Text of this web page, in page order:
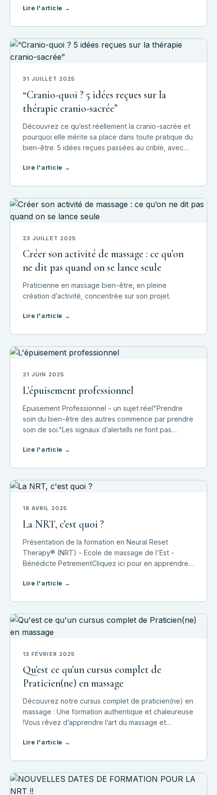
sa simplicité apparente, se cache un art subt
Lire l'article →
31 JUILLET 2025
“Cranio-quoi ? 5 idées reçues sur la
thérapie cranio-sacrée”
Découvrez ce qu’est réellement la cranio-sacrée et
pourquoi elle mérite sa place dans toute pratique du
bien-être. 5 idées reçues passées au crible, avec
Lire l'article →
23 JUILLET 2025
Créer son activité de massage : ce qu’on
ne dit pas quand on se lance seule
Praticienne en massage bien-être, en pleine
création d’activité, concentrée sur son projet.
Lire l'article →
21 JUIN 2025
L'épuisement professionnel
Epuisement Professionnel - un sujet réel"Prendre
soin du bien-être des autres commence par prendre
soin de soi."Les signaux d’alerteIls ne font pas
les entendre.💥 Le corps qui crie do
Lire l'article →
18 AVRIL 2025
La NRT, c'est quoi ?
Présentation de la formation en Neural Reset
Therapy® (NRT) - Ecole de massage de l'Est -
Bénédicte PetrementCliquez ici pour en apprendre
Lire l'article →
13 FÉVRIER 2025
Qu'est ce qu'un cursus complet de
Praticien(ne) en massage
Découvrez notre cursus complet de praticien(ne) en
massage : Une formation authentique et chaleureuse
!Vous rêvez d’apprendre l’art du massage et
profond ? À l'École de massage de l'Est, nous vous
Lire l'article →